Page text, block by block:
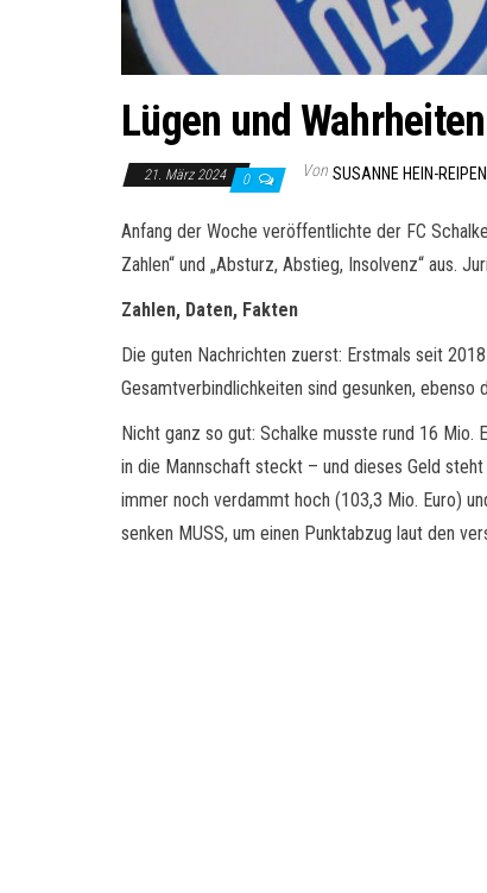
Lügen und
21. März 2024 0 Von SUSANNE HEIN-REIPEN
Anfang der Woche veröffentlichte der FC
Zahlen“ und „Absturz, Abstieg, Insolvenz“ aus.
Zahlen, Daten, Fakten
Die guten Nachrichten zuerst: Erstmals seit
Gesamtverbindlichkeiten sind gesunken, ebenso
Nicht ganz so gut: Schalke musste rund 16 Mio.
in die Mannschaft steckt – und dieses Geld
immer noch verdammt hoch (103,3 Mio. Euro)
senken MUSS, um einen Punktabzug laut den